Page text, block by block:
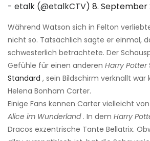
- etalk (@etalkCTV) 8. September
Während Watson sich in Felton
nicht so. Tatsächlich sagte er einmal,
schwesterlich betrachtete. Der
Gefühle für einen anderen Harry Potter
Standard , sein Bildschirm verknallt war
Helena Bonham Carter.
Einige Fans kennen Carter vielleicht von
Alice im Wunderland. In dem Harry
Dracos exzentrische Tante Bellatrix.